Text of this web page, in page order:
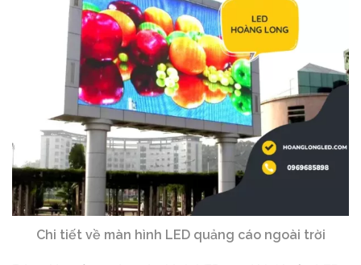
Chi tiết về màn hình LED quảng cáo ngoài trời